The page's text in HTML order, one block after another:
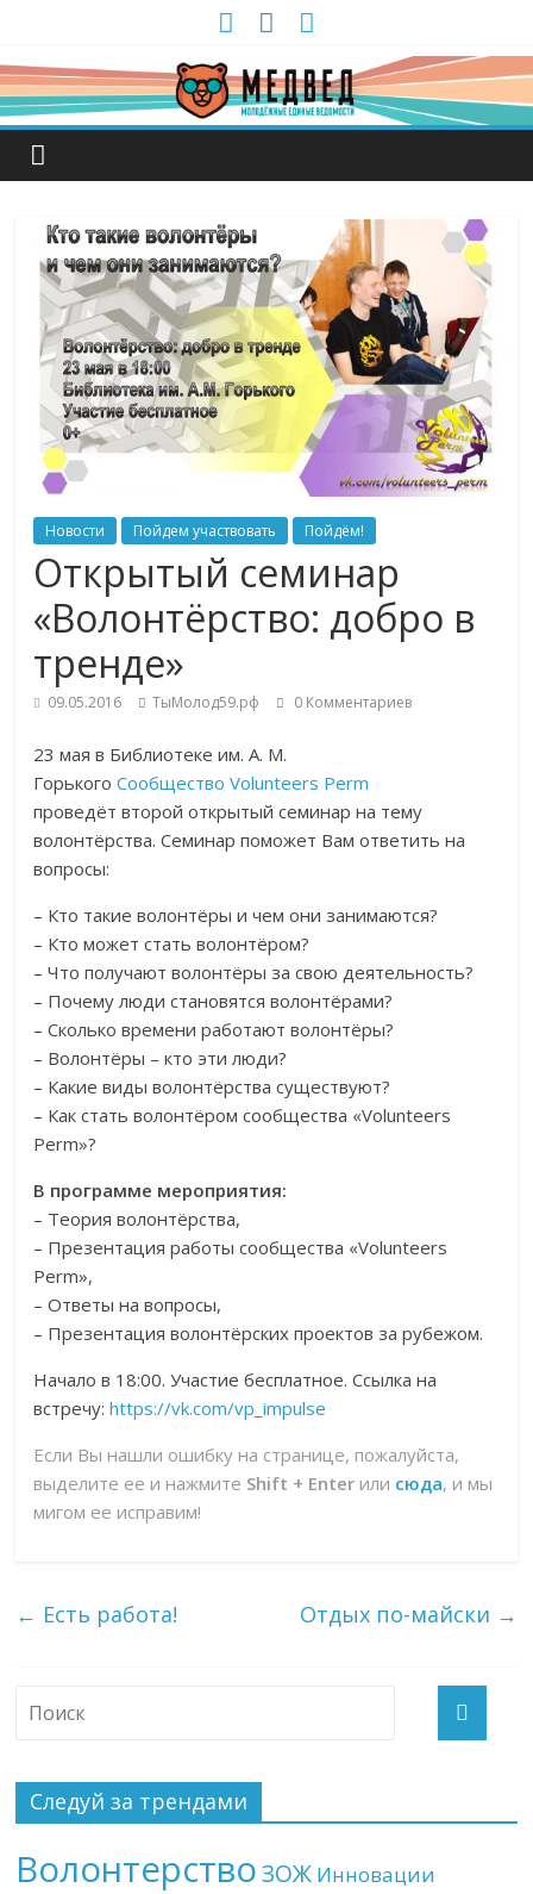
Новости Пойдем участвовать Пойдём!
Открытый семинар
«Волонтёрство: добро в
тренде»
09.05.2016 ТыМолод59.рф 0 Комментариев
23 мая в Библиотеке им. А. М.
ГорькогоСообщество Volunteers Perm
проведёт второй открытый семинар на тему
волонтёрства. Семинар поможет Вам ответить на
вопросы:
– Кто такие волонтёры и чем они занимаются?
– Кто может стать волонтёром?
– Что получают волонтёры за свою деятельность?
– Почему люди становятся волонтёрами?
– Сколько времени работают волонтёры?
– Волонтёры – кто эти люди?
– Какие виды волонтёрства существуют?
– Как стать волонтёром сообщества «Volunteers
Perm»?
В программе мероприятия:
– Теория волонтёрства,
– Презентация работы сообщества «Volunteers
Perm»,
– Ответы на вопросы,
– Презентация волонтёрских проектов за рубежом.
Начало в 18:00. Участие бесплатное. Ссылка на
встречу:https://vk.com/vp_impulse
Если Вы нашли ошибку на странице, пожалуйста,
выделите ее и нажмите Shift + Enter или сюда, и мы
мигом ее исправим!
← Есть работа! Отдых по-майски →
Следуй за трендами
Волонтерство ЗОЖ Инновации